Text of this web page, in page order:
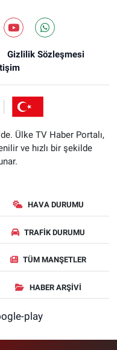
Gizlilik Sözleşmesi
Ülke TV Haber Portalı,
ve hızlı bir şekilde
HAVA DURUMU
TRAFIK DURUMU
TÜM MANŞETLER
HABER ARŞIVI